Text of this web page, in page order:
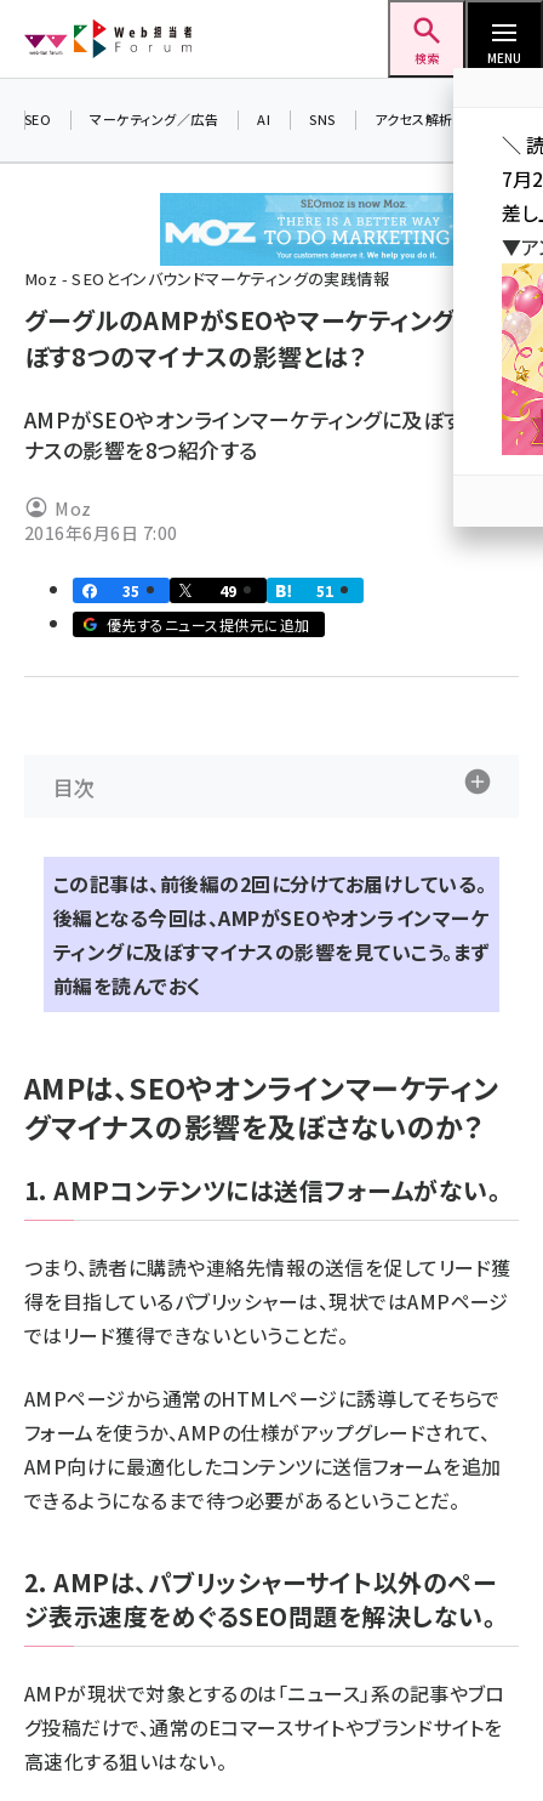
ン
検索 MENU
seo (3523)
ai (2804)
youtube (2429)
note (2312)
セミナー (2303)
meo (1275)
llmo (1161)
SEO マーケティング／広告 AI SNS アクセス解析／データ分析
Moz - SEOとインバウンドマーケティングの実践情報
グーグルのAMPがSEOやマーケティングに及
ぼす8つのマイナスの影響とは？
AMPがSEOやオンラインマーケティングに及ぼすマイ
ナスの影響を8つ紹介する
Moz
2016年6月6日 7:00
35 49
51
優先するニュース提供元に追加
目次
この記事は、前後編の2回に分けてお届けしている。
後編となる今回は、AMPがSEOやオンラインマーケ
ティングに及ぼすマイナスの影響を見ていこう。 まず
前編を読んでおく
AMPは、SEOやオンラインマーケティン
グマイナスの影響を及ぼさないのか？
1. AMPコンテンツには送信フォームがない。
つまり、読者に購読や連絡先情報の送信を促してリード獲
得を目指しているパブリッシャーは、現状ではAMPページ
ではリード獲得できないということだ。
AMPページから通常のHTMLページに誘導してそちらで
フォームを使うか、AMPの仕様がアップグレードされて、
AMP向けに最適化したコンテンツに送信フォームを追加
できるようになるまで待つ必要があるということだ。
2. AMPは、パブリッシャーサイト以外のペー
ジ表示速度をめぐるSEO問題を解決しない。
AMPが現状で対象とするのは「ニュース」系の記事やブロ
グ投稿だけで、通常のEコマースサイトやブランドサイトを
高速化する狙いはない。
＼
7月
差し
▼ア